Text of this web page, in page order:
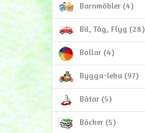
Barnmöbler (4)
Bil, Tåg, Flyg (28)
Bollar (4)
Bygga-leka (97)
Båtar (5)
Böcker (5)